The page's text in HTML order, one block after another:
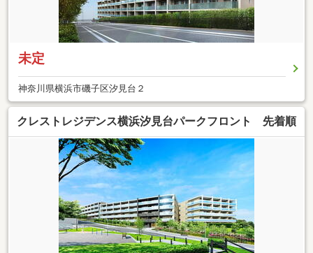
未定
神奈川県横浜市磯子区汐見台２
クレストレジデンス横浜汐見台パークフロント 先着順